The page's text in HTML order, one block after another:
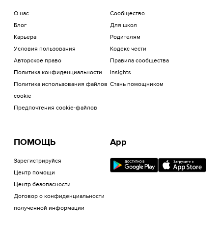
О нас
Блог
Карьера
Условия пользования
Авторское право
Политика конфиденциальности
Политика использования файлов
cookie
Предпочтения cookie-файлов
Сообщество
Для школ
Родителям
Кодекс чести
Правила сообщества
Insights
Стань помощником
ПОМОЩЬ
Зарегистрируйся
Центр помощи
Центр безопасности
Договор о конфиденциальности
полученной информации
App